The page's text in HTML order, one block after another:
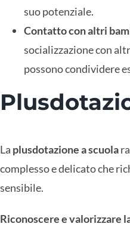
suo potenziale.
Contatto con altri
socializzazione con
possono condividere
La plusdotazione a scuola
complesso e delicato che
sensibile.
Riconoscere e valorizzare